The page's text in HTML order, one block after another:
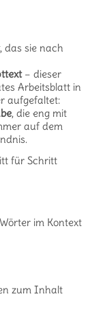
, das sie nach
– dieser
Arbeitsblatt in
aufgefaltet:
, die eng mit
auf dem
für Schritt
im Kontext
zum Inhalt